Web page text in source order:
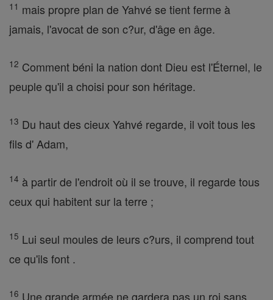
11 mais propre plan de Yahvé se tient ferme à
jamais, l'avocat de son c?ur, d'âge en âge.
12 Comment béni la nation dont Dieu est l'Éternel, le
peuple qu'il a choisi pour son héritage.
13 Du haut des cieux Yahvé regarde, il voit tous les
fils d' Adam,
14 à partir de l'endroit où il se trouve, il regarde tous
ceux qui habitent sur la terre ;
15 Lui seul moules de leurs c?urs, il comprend tout
ce qu'ils font .
16 Une grande armée ne gardera pas un roi sans